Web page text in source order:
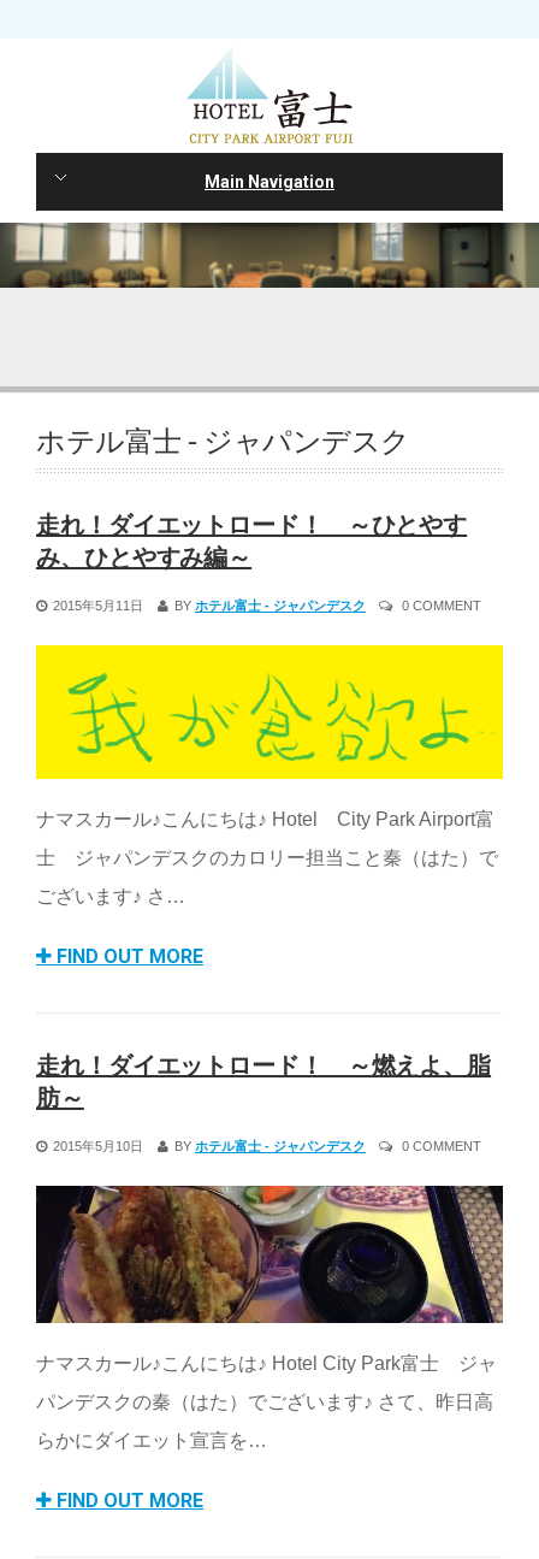
Main Navigation
ホテル富士 - ジャパンデスク
走れ！ダイエットロード！ ～ひとやす
み、ひとやすみ編～
2015年5月11日 BY ホテル富士 - ジャパンデスク 0 COMMENT
ナマスカール♪こんにちは♪ Hotel City Park Airport富
士 ジャパンデスクのカロリー担当こと秦（はた）で
ございます♪ さ…
FIND OUT MORE
走れ！ダイエットロード！ ～燃えよ、脂
肪～
2015年5月10日 BY ホテル富士 - ジャパンデスク 0 COMMENT
ナマスカール♪こんにちは♪ Hotel City Park富士 ジャ
パンデスクの秦（はた）でございます♪ さて、昨日高
らかにダイエット宣言を…
FIND OUT MORE